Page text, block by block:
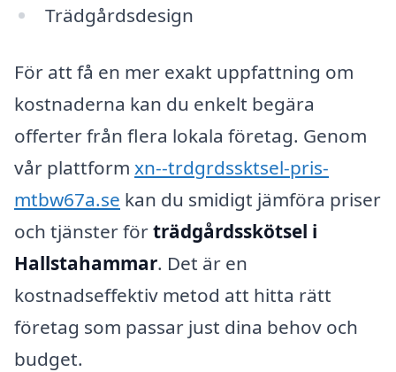
Trädgårdsdesign
För att få en mer exakt uppfattning om
kostnaderna kan du enkelt begära
offerter från flera lokala företag. Genom
vår plattform xn--trdgrdssktsel-pris-
mtbw67a.se kan du smidigt jämföra priser
och tjänster förträdgårdsskötsel i
Hallstahammar. Det är en
kostnadseffektiv metod att hitta rätt
företag som passar just dina behov och
budget.